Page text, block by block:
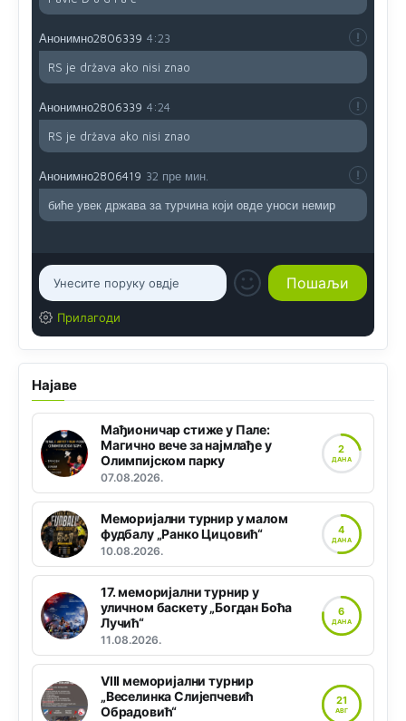
Анонимно2806339 4:23
RS je država ako nisi znao
Анонимно2806339 4:24
RS je država ako nisi znao
Анонимно2806419 32 пре мин.
биће увек држава за турчина који овде уноси немир
Прилагоди
Најаве
Мађионичар стиже у Пале:
Магично вече за најмлађе у
Олимпијском парку
07.08.2026.
2
ДАНА
Меморијални турнир у малом
фудбалу „Ранко Цицовић“
10.08.2026.
4
ДАНА
17. меморијални турнир у
уличном баскету „Богдан Боћа
Лучић“
11.08.2026.
6
ДАНА
VIII меморијални турнир
„Веселинка Слијепчевић
Обрадовић“
21
АВГ